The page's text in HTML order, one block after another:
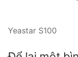
Tổng đài
Tổng đài VoIP
Yeastar S100